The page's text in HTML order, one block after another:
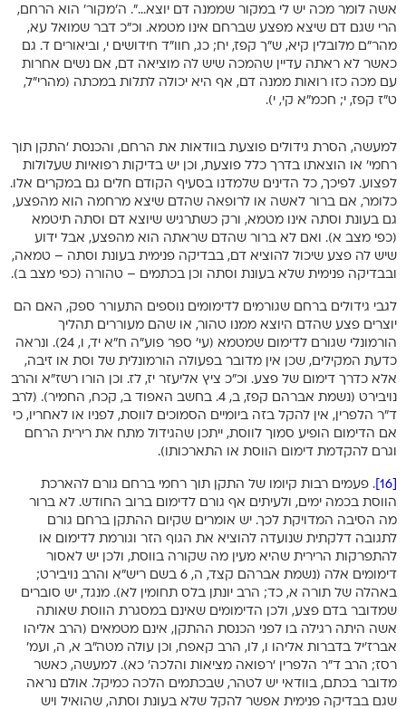
אשה לומר מכה יש לי במקור שממנה דם יוצא…”. ה’מקור’ הוא הרחם,
הרי שגם דם שיצא מפצע שברחם אינו מטמא. וכ”כ דבר שמואל עא,
מהר”ם מלובלין קיא, ש”ך קפז, יח; כג, חוו”ד חידושים י, וביאורים ד. גם
כאשר לא ראתה עדיין שהמכה שיש לה מוציאה דם, אם נשים אחרות
עם מכה כזו רואות ממנה דם, אף היא יכולה לתלות במכתה (מהרי”ל,
ט”ז קפז, י; חכמ”א קי, י).
למעשה, הסרת גידולים פוצעת בוודאות את הרחם, והכנסת ‘התקן תוך
רחמי’ או הוצאתו בדרך כלל פוצעת, וכן יש בדיקות רפואיות שעלולות
לפצוע. לפיכך, כל הדינים שלמדנו בסעיף הקודם חלים גם במקרים אלו.
כלומר, אם ברור לאשה או לרופאה שהדם שיצא מרחמה הוא מהפצע,
גם בעונת וסתה אינו מטמא, ורק כשתרגיש שיוצא דם וסתה תיטמא
(כפי מצב א). ואם לא ברור שהדם שראתה הוא מהפצע, אבל ידוע
שיש לה פצע שיכול להוציא דם, בבדיקה פנימית בעונת וסתה – טמאה,
ובבדיקה פנימית שלא בעונת וסתה וכן בכתמים – טהורה (כפי מצב ב).
לגבי גידולים ברחם שגורמים לדימומים נוספים התעורר ספק, האם הם
יוצרים פצע שהדם היוצא ממנו טהור, או שהם מעוררים תהליך
הורמונלי שגורם לדימום שמטמא (עי’ ספר פוע”ה ח”א יד, ו, 24). ונראה
כדעת המקילים, שכן אין מדובר בפעולה הורמונלית של וסת או זיבה,
אלא כדרך דימום של פצע. וכ”כ ציץ אליעזר יז, לז. וכן הורו רשז”א והרב
נויבירט (נשמת אברהם קפז, ב, 4. בחשב האפוד ב, קכח, החמיר). (לרב
ד”ר הלפרין, אין להקל בזה ביומיים הסמוכים לווסת, לפניו או לאחריו, כי
אם הדימום הופיע סמוך לווסת, ייתכן שהגידול מתח את רירית הרחם
וגרם להקדמת דימום הווסת או התארכותו).
. פעמים רבות קיומו של התקן תוך רחמי ברחם גורם להארכת
הווסת בכמה ימים, ולעיתים אף גורם לדימום ברוב החודש. לא ברור
מה הסיבה המדויקת לכך. יש אומרים שקיום ההתקן ברחם גורם
לתגובה דלקתית שנועדה להוציא את הגוף הזר וגורמת לדימום או
להתפרקות הרירית שהיא מעין מה שקורה בווסת, ולכן יש לאסור
דימומים אלה (נשמת אברהם קצד, ה, 6 בשם ריש”א והרב נויבירט;
באהלה של תורה א, כד; הרב יונתן בלס תחומין לא). מנגד, יש סוברים
שמדובר בדם פצע, ולכן הדימומים שאינם במסגרת הווסת שאותה
אשה היתה רגילה בו לפני הכנסת ההתקן, אינם מטמאים (הרב אליהו
אברז’יל בדברות אליהו ו, לו, הרב קאפח, וכן עולה מטה”ב א, ה, ועמ’
רסז; הרב ד”ר הלפרין ‘רפואה מציאות והלכה’ כא). למעשה, כאשר
מדובר בכתם, בוודאי יש לטהר, שבכתמים הלכה כמיקל. אולם נראה
שגם בבדיקה פנימית אפשר להקל שלא בעונת וסתה, שהואיל ויש